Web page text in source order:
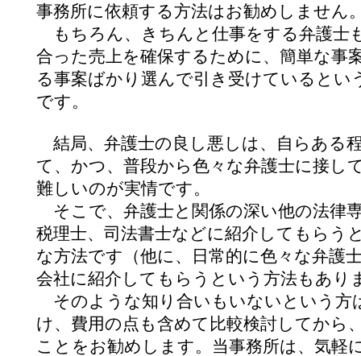
事務所に依頼する方法はお勧めしません
もちろん、きちんと仕事をする弁護士
合った売上を確保するために、簡単な事
る事案ばかり選んで引き受けているとい
です。
結局、弁護士の良し悪しは、自らある
て、かつ、普段から色々な弁護士に接し
難しいのが実情です。
そこで、弁護士と関係の深い他の法律
税理士、司法書士などに紹介してもらう
な方法です（他に、日常的に色々な弁護
会社に紹介してもらうという方法もあり
そのような知り合いもいないという方
け、費用の点も含めて比較検討してから
ことをお勧めします。 当事務所は、気軽